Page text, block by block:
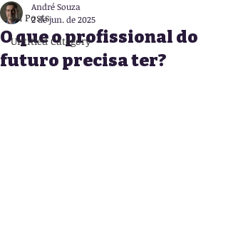
All Posts
Untitled Category
O que o profissional do
futuro precisa ter?
André Souza
2 de jun. de 2025